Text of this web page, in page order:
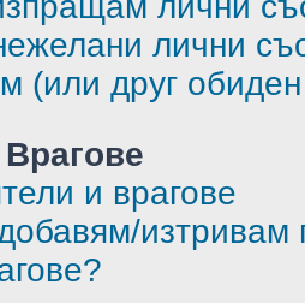
лични
(или друг
и врагове
изтривам